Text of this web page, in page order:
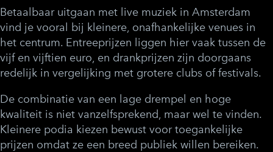
Betaalbaar uitgaan met live muziek in Amsterdam
vind je vooral bij kleinere, onafhankelijke venues in
het centrum. Entreeprijzen liggen hier vaak tussen de
vijf en vijftien euro, en drankprijzen zijn doorgaans
redelijk in vergelijking met grotere clubs of festivals.
De combinatie van een lage drempel en hoge
kwaliteit is niet vanzelfsprekend, maar wel te vinden.
Kleinere podia kiezen bewust voor toegankelijke
prijzen omdat ze een breed publiek willen bereiken.